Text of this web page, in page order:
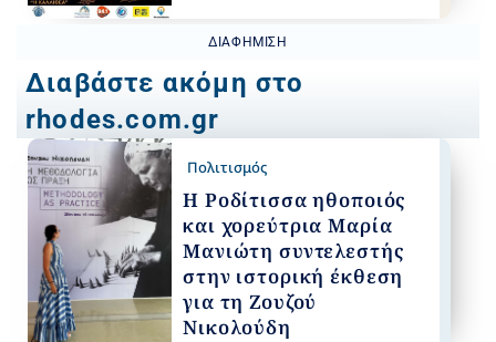
ΔΙΑΦΉΜΙΣΗ
Διαβάστε ακόμη στο
rhodes.com.gr
Πολιτισμός
Η Ροδίτισσα ηθοποιός
και χορεύτρια Μαρία
Μανιώτη συντελεστής
στην ιστορική έκθεση
για τη Ζουζού
Νικολούδη